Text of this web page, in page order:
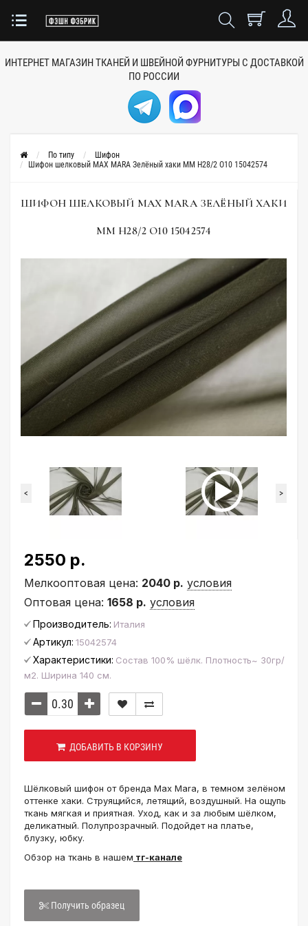
ИНТЕРНЕТ МАГАЗИН ТКАНЕЙ И ШВЕЙНОЙ ФУРНИТУРЫ С ДОСТАВКОЙ
ПО РОССИИ
По типу
Шифон
Шифон шелковый MAX MARA Зелёный хаки MM H28/2 O10 15042574
ШИФОН ШЕЛКОВЫЙ MAX MARA ЗЕЛЁНЫЙ ХАКИ
MM H28/2 O10 15042574
< >
2550 р.
Мелкооптовая цена: 2040 р. условия
Оптовая цена: 1658 р. условия
Производитель: Италия
Артикул: 15042574
Характеристики: Состав 100% шёлк. Плотность~ 30гр/
м2. Ширина 140 см.
ДОБАВИТЬ В КОРЗИНУ
Шёлковый шифон от бренда Max Mara, в темном зелёном
оттенке хаки. Струящийся, летящий, воздушный. На ощупь
ткань мягкая и приятная. Уход, как и за любым шёлком,
деликатный. Полупрозрачный. Подойдет на платье,
блузку, юбку.
Обзор на ткань в нашем тг-канале
Получить образец